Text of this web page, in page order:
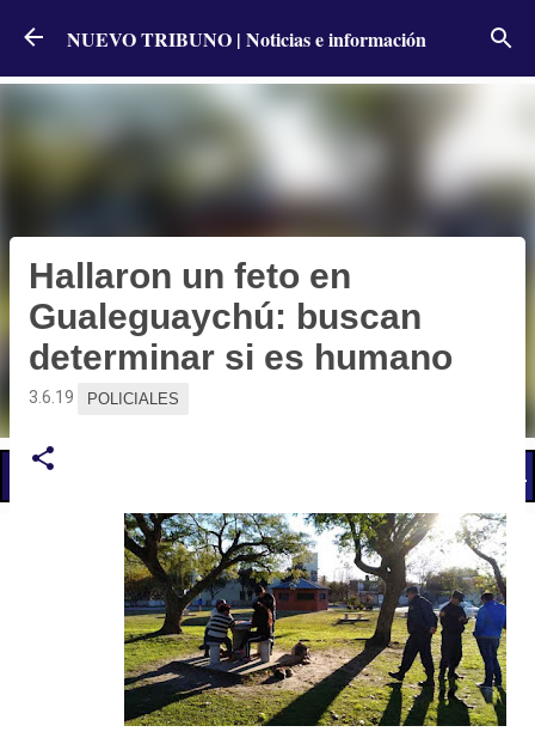
Ir al contenido principal
NUEVO TRIBUNO | Noticias e información
📢 LO ÚLTIMO
Hallaron un feto en
Gualeguaychú: buscan
determinar si es humano
3.6.19 POLICIALES